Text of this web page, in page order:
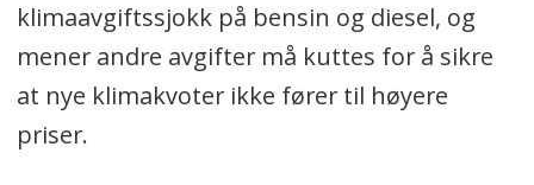
klimaavgiftssjokk på bensin og diesel, og
mener andre avgifter må kuttes for å sikre
at nye klimakvoter ikke fører til høyere
priser.